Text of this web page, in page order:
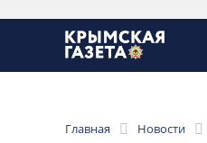
Главная Новости